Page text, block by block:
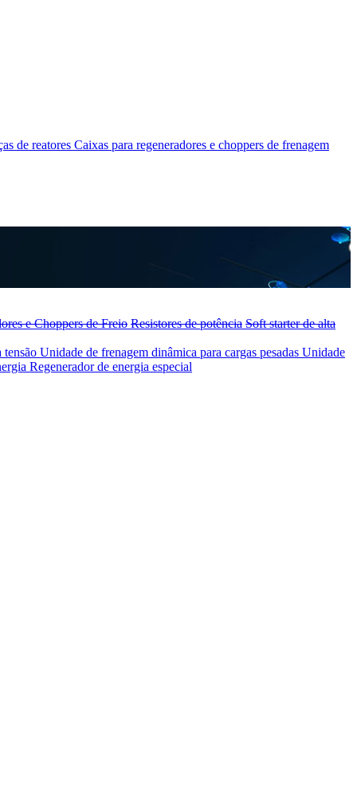
de reatores Caixas para regeneradores e choppers de frenagem
e Choppers de Freio Resistores de potência Soft starter de alta
tensão Unidade de frenagem dinâmica para cargas pesadas Unidade
Regenerador de energia especial